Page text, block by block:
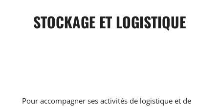
STOCKAGE ET LOGISTIQUE
Pour accompagner ses activités de logistique et de